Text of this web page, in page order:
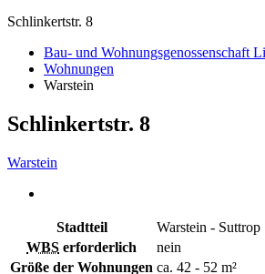
Schlinkertstr. 8
Bau- und Wohnungsgenossenschaft
Wohnungen
Warstein
Schlinkertstr. 8
Warstein
Stadtteil
Warstein - Suttrop
WBS erforderlich
nein
Größe der Wohnungen ca. 42 - 52 m²